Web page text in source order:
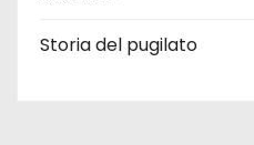
Storia del pugilato